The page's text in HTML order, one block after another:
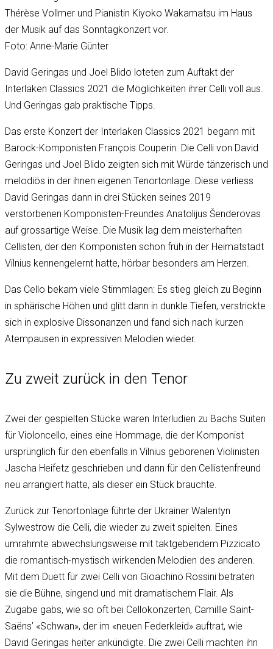
Thérèse Vollmer und Pianistin Kiyoko Wakamatsu im Haus
der Musik auf das Sonntagkonzert vor.
Foto: Anne-Marie Günter
David Geringas und Joel Blido loteten zum Auftakt der
Interlaken Classics 2021 die Möglichkeiten ihrer Celli voll aus.
Und Geringas gab praktische Tipps.
Das erste Konzert der Interlaken Classics 2021 begann mit
Barock-Komponisten François Couperin. Die Celli von David
Geringas und Joel Blido zeigten sich mit Würde tänzerisch und
melodiös in der ihnen eigenen Tenortonlage. Diese verliess
David Geringas dann in drei Stücken seines 2019
verstorbenen Komponisten-Freundes Anatolijus Šenderovas
auf grossartige Weise. Die Musik lag dem meisterhaften
Cellisten, der den Komponisten schon früh in der Heimatstadt
Vilnius kennengelernt hatte, hörbar besonders am Herzen.
Das Cello bekam viele Stimmlagen: Es stieg gleich zu Beginn
in sphärische Höhen und glitt dann in dunkle Tiefen, verstrickte
sich in explosive Dissonanzen und fand sich nach kurzen
Atempausen in expressiven Melodien wieder.
Zu zweit zurück in den Tenor
Zwei der gespielten Stücke waren Interludien zu Bachs Suiten
für Violoncello, eines eine Hommage, die der Komponist
ursprünglich für den ebenfalls in Vilnius geborenen Violinisten
Jascha Heifetz geschrieben und dann für den Cellistenfreund
neu arrangiert hatte, als dieser ein Stück brauchte.
Zurück zur Tenortonlage führte der Ukrainer Walentyn
Sylwestrow die Celli, die wieder zu zweit spielten. Eines
umrahmte abwechslungsweise mit taktgebendem Pizzicato
die romantisch-mystisch wirkenden Melodien des anderen.
Mit dem Duett für zwei Celli von Gioachino Rossini betraten
sie die Bühne, singend und mit dramatischem Flair. Als
Zugabe gabs, wie so oft bei Cellokonzerten, Camillle Saint-
Saëns’ «Schwan», der im «neuen Federkleid» auftrat, wie
David Geringas heiter ankündigte. Die zwei Celli machten ihn